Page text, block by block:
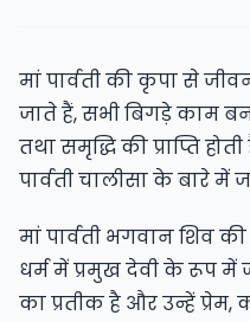
मां पार्वती की कृपा से
जाते हैं, सभी बिगड़े काम
तथा समृद्धि की प्राप्ति
पार्वती चालीसा के बारे में
मां पार्वती भगवान शिव की
धर्म में प्रमुख देवी के रूप में
का प्रतीक है और उन्हें प्रेम,